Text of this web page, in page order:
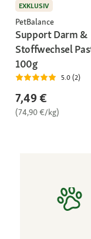
EXKLUSIV
PetBalance
Support Darm &
Stoffwechsel
100g
5.0 (2)
7,49 €
(74,90 €/kg)